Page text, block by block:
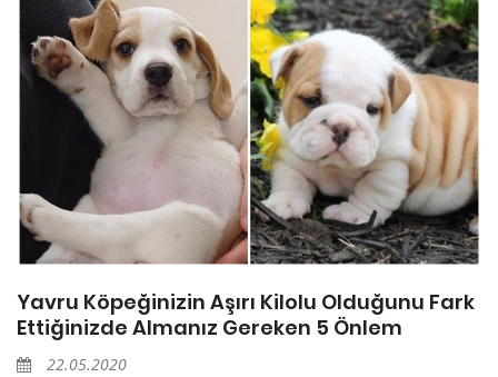
Yavru Köpeğinizin Aşırı Kilolu Olduğunu Fark
Ettiğinizde Almanız Gereken 5 Önlem
22.05.2020